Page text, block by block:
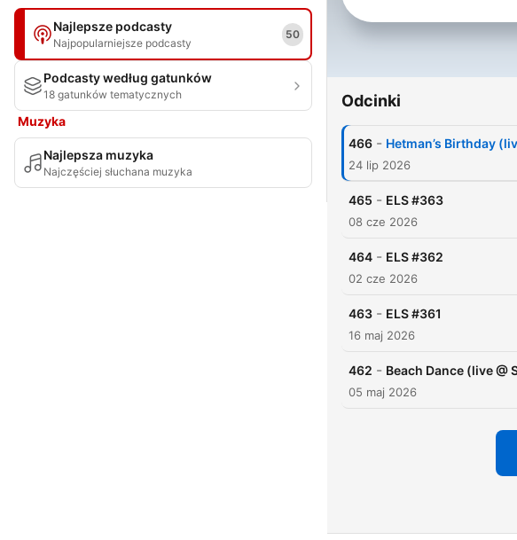
Najlepsze podcasty
Najpopularniejsze podcasty
50
Podcasty według gatunków
18 gatunków tematycznych
Muzyka
Najlepsza muzyka
Najczęściej słuchana muzyka
Odcinki
466 - Hetman’s Birthday
24 lip 2026
465 - ELS #363
08 cze 2026
464 - ELS #362
02 cze 2026
463 - ELS #361
16 maj 2026
462 - Beach Dance (live @
05 maj 2026